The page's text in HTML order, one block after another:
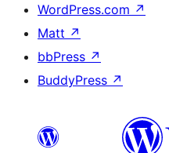
WordPress.com ↗
Matt ↗
bbPress ↗
BuddyPress ↗